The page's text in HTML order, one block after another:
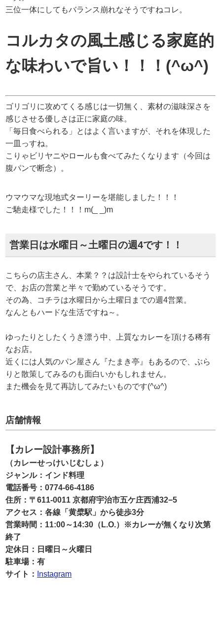
三位一体にしてもバランス崩れなそうですねコレ。
コルカタの風土感じる家庭的
な味わいで旨い！！！(^ω^)
ゴリゴリに攻めてくる感じは一切無く、素材の滋味深さを
感じさせる優しさは正に家庭の味。
「毎日食べられる」とはよく言いますが、それを体現した
一皿っすね。
こりゃビリヤニやロールも食べてみたくなります（今回は
腹パンで断念）。
ウマウマな現地式ターリーを堪能しました！！！
ご馳走様でした！！！m(_ _)m
営業日は水曜日～土曜日の週4です！！
こちらの店主さん、本業？？は設計士をやられているそう
で、お店の営業と半々で勤めているそうです。
その為、コチラは水曜日から土曜日までの週4営業。
なんともハードな生活ですね～。
ゆったりとしたくうき漂う中、上質なカレーを頂ける稀有
なお店。
近くには人気のパン屋さん『たまき亭』もあるので、ぶら
りと散策してみるのも面白いかもしれません。
また機会を見て再訪してみたいものです(^ω^)
店舗情報
【カレー設計事務所】
（カレーせっけいじむしょ）
ジャンル：インド料理
電話番号：0774-66-4186
住所：〒611-0011 京都府宇治市五ケ庄西浦32−5
アクセス：各線「黄檗駅」から徒歩3分
営業時間：11:00～14:30（L.O.）※カレーが無くなり次第
終了
定休日：日曜日～火曜日
駐車場：有
サイト：
Instagram